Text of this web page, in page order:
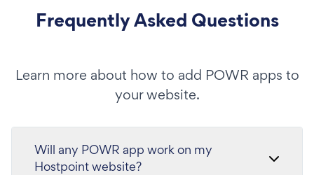
Frequently Asked Questions
Learn more about how to add POWR apps to
your website.
Will any POWR app work on my
Hostpoint website?